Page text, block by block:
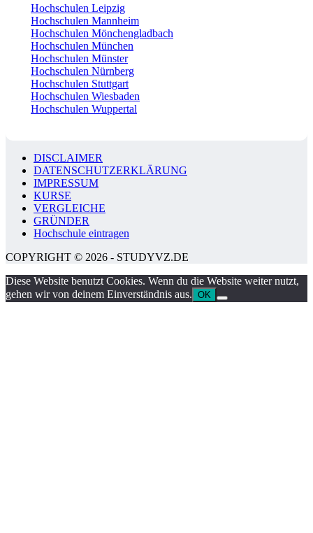
Hochschulen Leipzig
Hochschulen Mannheim
Hochschulen Mönchengladbach
Hochschulen München
Hochschulen Münster
Hochschulen Nürnberg
Hochschulen Stuttgart
Hochschulen Wiesbaden
Hochschulen Wuppertal
DISCLAIMER
DATENSCHUTZERKLÄRUNG
IMPRESSUM
KURSE
VERGLEICHE
GRÜNDER
Hochschule eintragen
COPYRIGHT © 2026 - STUDYVZ.DE
Diese Website benutzt Cookies. Wenn du die Website weiter nutzt,
gehen wir von deinem Einverständnis aus. OK